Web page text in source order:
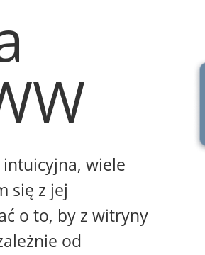
wiele
się z jej
o to, by z witryny
od